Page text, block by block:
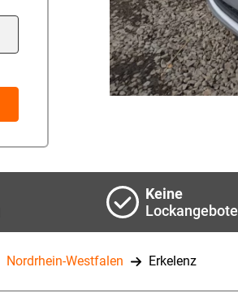
Keine
Lockangebote
Nordrhein-Westfalen Erkelenz